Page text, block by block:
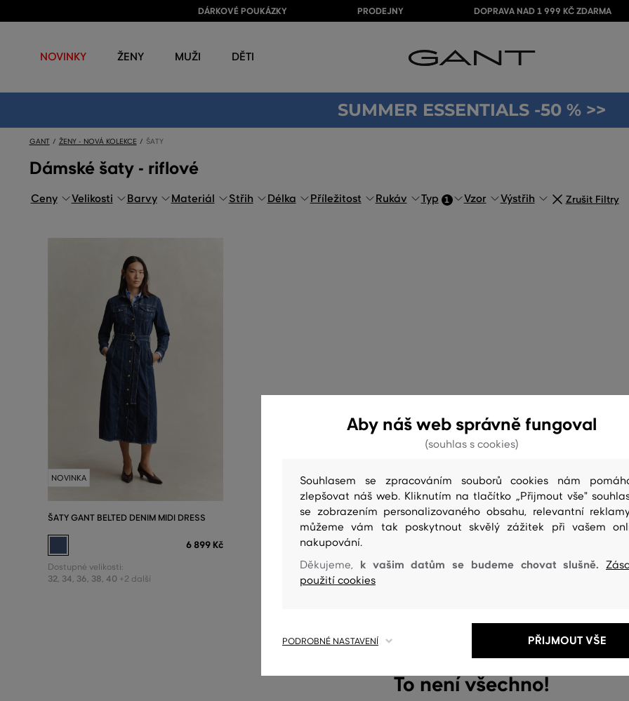
DÁRKOVÉ POUKÁZKY PRODEJNY DOPRAVA NAD 1 999 KČ ZDARMA
NOVINKY ŽENY MUŽI DĚTI
SUMMER ESSENTIALS -50 % >>
GANT ŽENY - NOVÁ KOLEKCE ŠATY
Dámské šaty - riflové
Ceny Velikosti Barvy Materiál Střih Délka Příležitost Rukáv Typ 1 Vzor Výstřih Zrušit Filtry
NOVINKA
ŠATY GANT BELTED DENIM MIDI DRESS
6 899 Kč
Dostupné velikosti:
32, 34, 36, 38, 40 +2 další
To není všechno!
Aby náš web správně fungoval
(souhlas s cookies)
Souhlasem se zpracováním souborů cookies nám
zlepšovat náš web. Kliknutím na tlačítko „Přijmout vše"
se zobrazením personalizovaného obsahu, relevantní
můžeme vám tak poskytnout skvělý zážitek při vašem
nakupování.
Děkujeme, k vašim datům se budeme chovat slušně.
použití cookies
PODROBNÉ NASTAVENÍ PŘIJMOUT VŠE